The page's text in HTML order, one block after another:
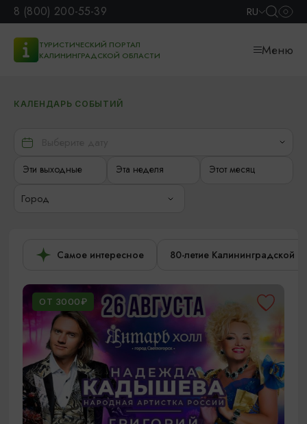
8 (800) 200-55-39 RU
ТУРИСТИЧЕСКИЙ ПОРТАЛ
КАЛИНИНГРАДСКОЙ ОБЛАСТИ
Меню
КАЛЕНДАРЬ СОБЫТИЙ
Эти выходные Эта неделя Этот месяц
Город
Самое интересное 80-летие Калининградской
ОТ 3000₽